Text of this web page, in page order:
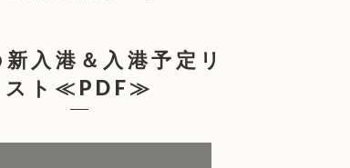
入港＆入港予定リ
スト≪PDF≫